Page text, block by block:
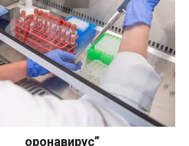
оронавирус”